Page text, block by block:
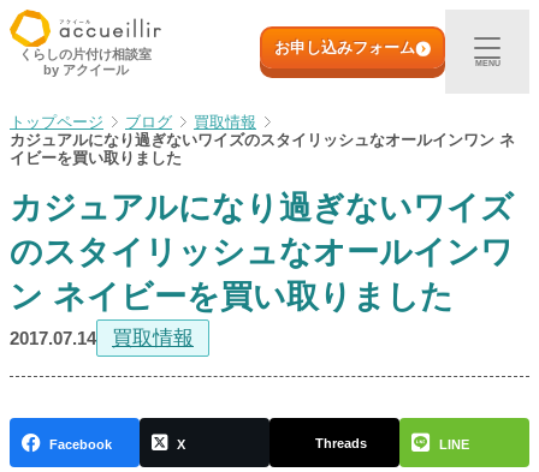
内
容
キ
ッ
初めての方へ
出張買取
宅配買取
店頭買取
くらしの片付け相談室
by アクイール
お申し込みフォーム
MENU
ブログ
買取情報
カジュアルになり過ぎないワイズのスタイリッシュなオールインワン ネ
イビーを買い取りました
カジュアルになり過ぎないワイズ
のスタイリッシュなオールインワ
ン ネイビーを買い取りました
2017.07.14 買取情報
Facebook X Threads LINE